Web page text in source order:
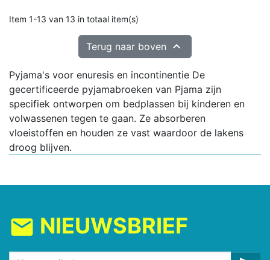
Item 1-13 van 13 in totaal item(s)
Terug naar boven 
Pyjama's voor enuresis en incontinentie De
gecertificeerde pyjamabroeken van Pjama zijn
specifiek ontworpen om bedplassen bij kinderen en
volwassenen tegen te gaan. Ze absorberen
vloeistoffen en houden ze vast waardoor de lakens
droog blijven.
mail NIEUWSBRIEF